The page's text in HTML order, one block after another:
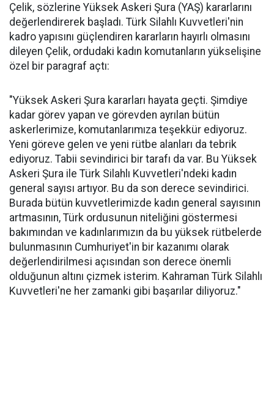
Çelik, sözlerine Yüksek Askeri Şura (YAŞ) kararlarını
değerlendirerek başladı. Türk Silahlı Kuvvetleri'nin
kadro yapısını güçlendiren kararların hayırlı olmasını
dileyen Çelik, ordudaki kadın komutanların yükselişine
özel bir paragraf açtı:
"Yüksek Askeri Şura kararları hayata geçti. Şimdiye
kadar görev yapan ve görevden ayrılan bütün
askerlerimize, komutanlarımıza teşekkür ediyoruz.
Yeni göreve gelen ve yeni rütbe alanları da tebrik
ediyoruz. Tabii sevindirici bir tarafı da var. Bu Yüksek
Askeri Şura ile Türk Silahlı Kuvvetleri'ndeki kadın
general sayısı artıyor. Bu da son derece sevindirici.
Burada bütün kuvvetlerimizde kadın general sayısının
artmasının, Türk ordusunun niteliğini göstermesi
bakımından ve kadınlarımızın da bu yüksek rütbelerde
bulunmasının Cumhuriyet'in bir kazanımı olarak
değerlendirilmesi açısından son derece önemli
olduğunun altını çizmek isterim. Kahraman Türk Silahlı
Kuvvetleri'ne her zamanki gibi başarılar diliyoruz."